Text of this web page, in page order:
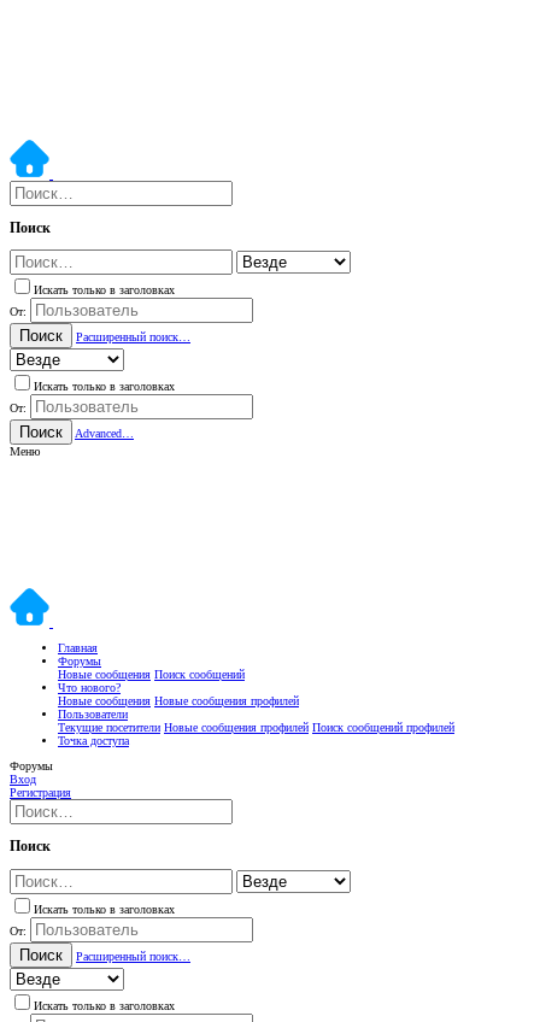
Поиск
Искать только в заголовках
От:
Поиск Расширенный поиск…
Искать только в заголовках
От:
Поиск
Advanced…
Меню
Главная
Форумы
Новые сообщения Поиск сообщений
Что нового?
Новые сообщения Новые сообщения профилей
Пользователи
Текущие посетители Новые сообщения профилей Поиск сообщений профилей
Точка доступа
Форумы
Вход
Регистрация
Поиск
Искать только в заголовках
От:
Поиск Расширенный поиск…
Искать только в заголовках